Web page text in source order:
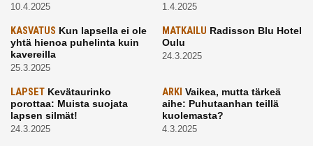
10.4.2025 1.4.2025
KASVATUS Kun lapsella ei ole
yhtä hienoa puhelinta kuin
kavereilla
25.3.2025
MATKAILU Radisson Blu Hotel
Oulu
24.3.2025
LAPSET Kevätaurinko
porottaa: Muista suojata
lapsen silmät!
24.3.2025
ARKI Vaikea, mutta tärkeä
aihe: Puhutaanhan teillä
kuolemasta?
4.3.2025